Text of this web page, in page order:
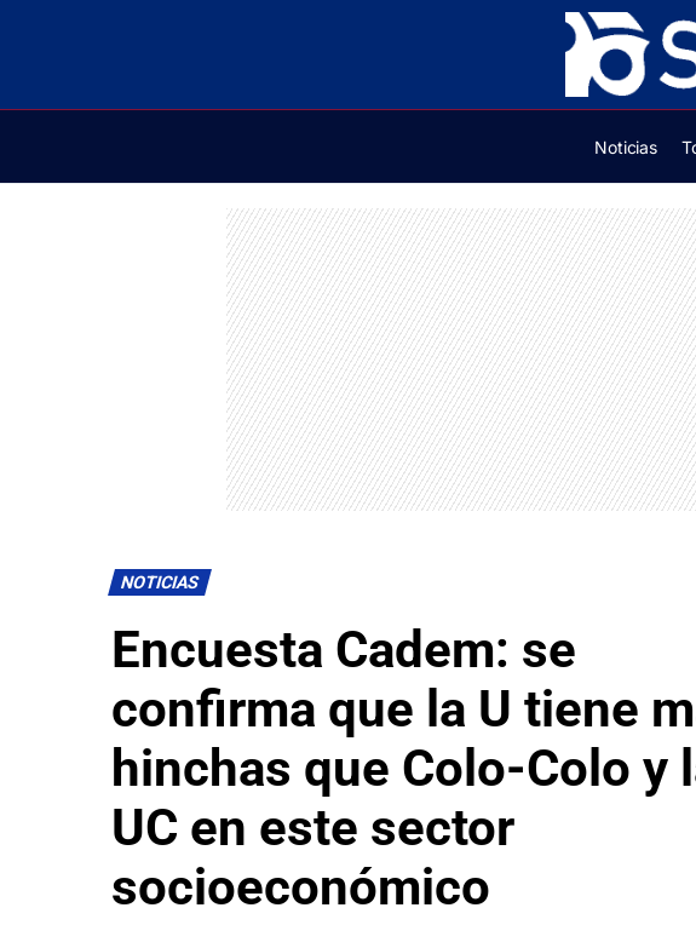
Noticias
NOTICIAS
Encuesta Cadem: se
confirma que la U tiene
hinchas que Colo-Colo y
UC en este sector
socioeconómico